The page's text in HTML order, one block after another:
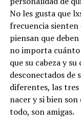
No les gusta que
frecuencia sienten
piensan que
no importa cuánto
que su cabeza y
desconectados de
diferentes, las
nacer y si bien
todo, son amigas.